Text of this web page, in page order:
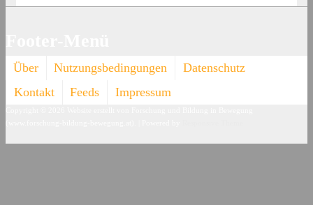
Über Nutzungsbedingungen
Datenschutz
Kontakt
Feeds Impressum